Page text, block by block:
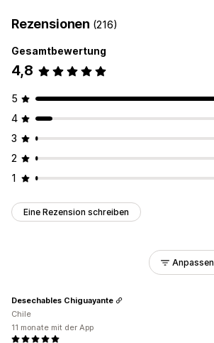
Rezensionen (216)
Gesamtbewertung
4,8
5
4
3
2
1
Eine Rezension schreiben
Anpassen
Desechables Chiguayante
Chile
11 monate mit der App